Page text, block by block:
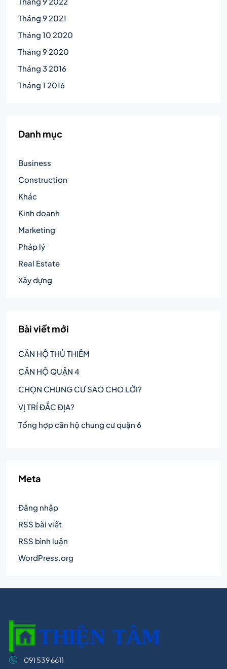
Tháng 9 2021
Tháng 10 2020
Tháng 9 2020
Tháng 3 2016
Tháng 1 2016
Danh mục
Business
Construction
Khác
Kinh doanh
Marketing
Pháp lý
Real Estate
Xây dựng
Bài viết mới
CĂN HỘ THỦ THIÊM
CĂN HỘ QUẬN 4
CHỌN CHUNG CƯ SAO CHO LỜI?
VỊ TRÍ ĐẮC ĐỊA?
Tổng hợp căn hộ chung cư quận 6
Meta
Đăng nhập
RSS bài viết
RSS bình luận
WordPress.org
091 539 6611